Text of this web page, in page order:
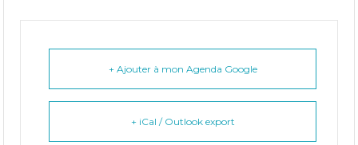
+ Ajouter à mon Agenda Google
+ iCal / Outlook export